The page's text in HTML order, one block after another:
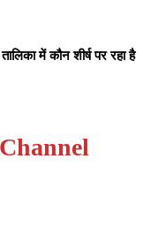
में कौन शीर्ष पर रहा है